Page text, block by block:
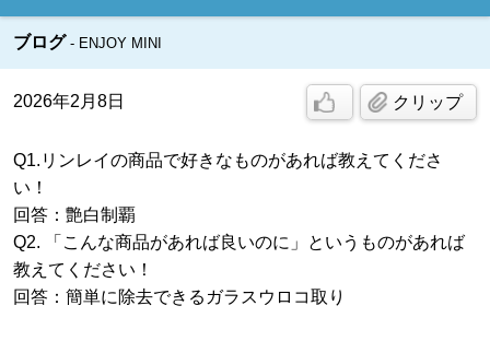
ブログ ENJOY MINI
2026年2月8日 クリップ
Q1.リンレイの商品で好きなものがあれば教えてくださ
い！
回答：艶白制覇
Q2. 「こんな商品があれば良いのに」というものがあれば
教えてください！
回答：簡単に除去できるガラスウロコ取り